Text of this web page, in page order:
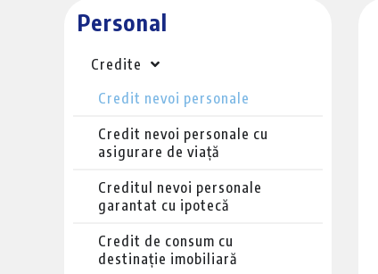
Personal
Credite
Credit nevoi personale
Credit nevoi personale cu
asigurare de viață
Creditul nevoi personale
garantat cu ipotecă
Credit de consum cu
destinație imobiliară